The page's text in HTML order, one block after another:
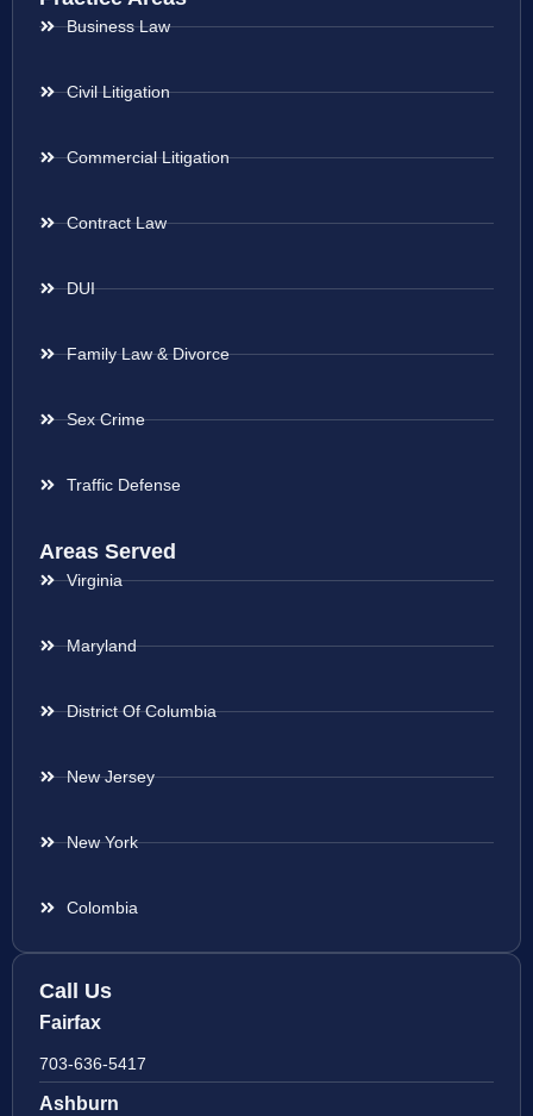
Business Law
Civil Litigation
Commercial Litigation
Contract Law
DUI
Family Law & Divorce
Sex Crime
Traffic Defense
Areas Served
Virginia
Maryland
District Of Columbia
New Jersey
New York
Colombia
Call Us
Fairfax
703-636-5417
Ashburn